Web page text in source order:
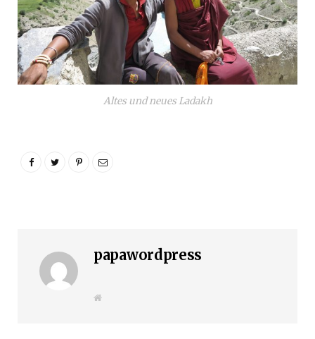
Altes und neues Ladakh
papawordpress
W